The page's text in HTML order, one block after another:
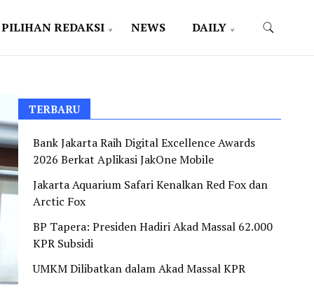
PILIHAN REDAKSI NEWS DAILY
TERBARU
Bank Jakarta Raih Digital Excellence Awards
2026 Berkat Aplikasi JakOne Mobile
Jakarta Aquarium Safari Kenalkan Red Fox dan
Arctic Fox
BP Tapera: Presiden Hadiri Akad Massal 62.000
KPR Subsidi
UMKM Dilibatkan dalam Akad Massal KPR